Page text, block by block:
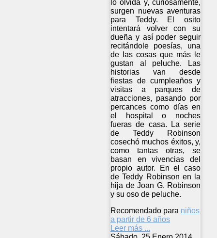
lo olvida y, curiosamente,
surgen nuevas aventuras
para Teddy. El osito
intentará volver con su
dueña y así poder seguir
recitándole poesías, una
de las cosas que más le
gustan al peluche. Las
historias van desde
fiestas de cumpleaños y
visitas a parques de
atracciones, pasando por
percances como días en
el hospital o noches
fueras de casa. La serie
de Teddy Robinson
cosechó muchos éxitos, y,
como tantas otras, se
basan en vivencias del
propio autor. En el caso
de Teddy Robinson en la
hija de Joan G. Robinson
y su oso de peluche.
Recomendado para niños
a partir de 6 años
Leer más ...